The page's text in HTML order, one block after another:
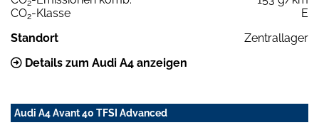
2
CO2-Klasse
E
Standort
Zentrallager
Details zum Audi A4 anzeigen
Audi A4 Avant 40 TFSI Advanced